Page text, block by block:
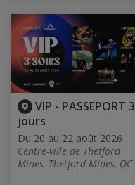
VIP - PASSEPORT 3
jours
Du 20 au 22 août 2026
Centre-ville de Thetford
Mines, Thetford Mines, QC